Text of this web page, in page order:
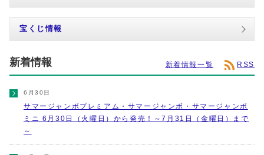
宝くじ情報
新着情報 新着情報一覧 RSS
6月30日
サマージャンボプレミアム・サマージャンボ・サマージャンボ
ミニ 6月30日（火曜日）から発売！～7月31日（金曜日）まで
～